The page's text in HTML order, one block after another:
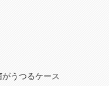
うつるケース